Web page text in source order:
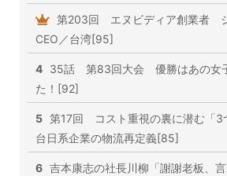
第203回 エヌビディア創業者
CEO／台湾[95]
4 35話 第83回大会 優勝はあの女
た！[92]
5 第17回 コスト重視の裏に潜む「3
台日系企業の物流再定義[85]
6 吉本康志の社長川柳「謝謝老板、